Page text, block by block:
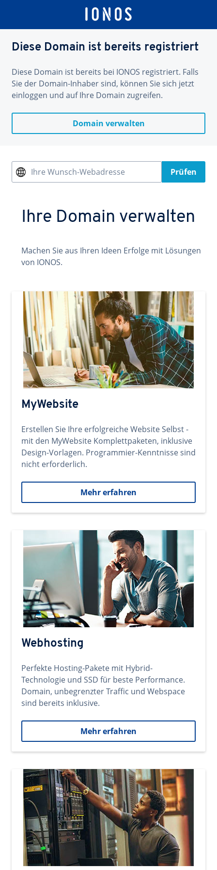
Diese Domain ist bereits registriert
Diese Domain ist bereits bei IONOS registriert. Falls
Sie der Domain-Inhaber sind, können Sie sich jetzt
einloggen und auf Ihre Domain zugreifen.
Domain verwalten
Ihre Wunsch-Webadresse Prüfen
Ihre Domain verwalten
Machen Sie aus Ihren Ideen Erfolge mit Lösungen
von IONOS.
MyWebsite
Erstellen Sie Ihre erfolgreiche Website Selbst -
mit den MyWebsite Komplettpaketen, inklusive
Design-Vorlagen. Programmier-Kenntnisse sind
nicht erforderlich.
Mehr erfahren
Webhosting
Perfekte Hosting-Pakete mit Hybrid-
Technologie und SSD für beste Performance.
Domain, unbegrenzter Traffic und Webspace
sind bereits inklusive.
Mehr erfahren